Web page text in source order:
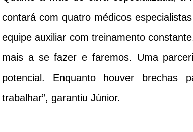
contará com quatro médicos
equipe auxiliar com treinamento
mais a se fazer e faremos. Uma
potencial. Enquanto houver brechas
trabalhar”, garantiu Júnior.